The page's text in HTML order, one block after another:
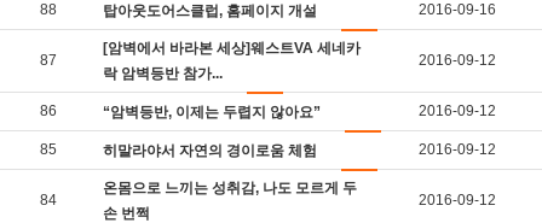
88 탑아웃도어스클럽, 홈페이지 개설 2016-09-16
87
[암벽에서 바라본 세상]웨스트VA 세네카
락 암벽등반 참가...
2016-09-12
86 “암벽등반, 이제는 두렵지 않아요” 2016-09-12
85 히말라야서 자연의 경이로움 체험 2016-09-12
84
온몸으로 느끼는 성취감, 나도 모르게 두
손 번쩍
2016-09-12